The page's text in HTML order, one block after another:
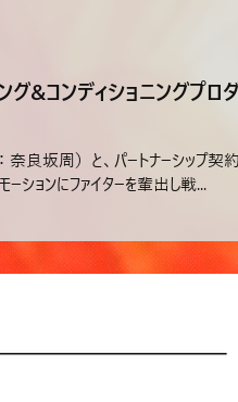
&コンディショニングプ
周）と、パートナーシップ契約
ションにファイターを輩出し戦...